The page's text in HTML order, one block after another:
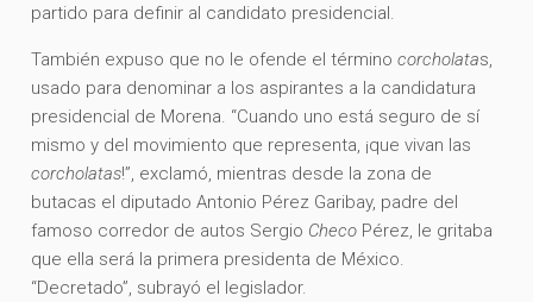
partido para definir al candidato presidencial.
También expuso que no le ofende el términocorcholatas,
usado para denominar a los aspirantes a la candidatura
presidencial de Morena. “Cuando uno está seguro de sí
mismo y del movimiento que representa, ¡que vivan las
corcholatas!”, exclamó, mientras desde la zona de
butacas el diputado Antonio Pérez Garibay, padre del
famoso corredor de autos Sergio Checo Pérez, le gritaba
que ella será la primera presidenta de México.
“Decretado”, subrayó el legislador.